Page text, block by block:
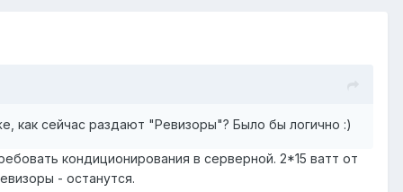
как сейчас раздают "Ревизоры"? Было бы логично :)
кондиционирования в серверной. 2*15 ватт от
- останутся.